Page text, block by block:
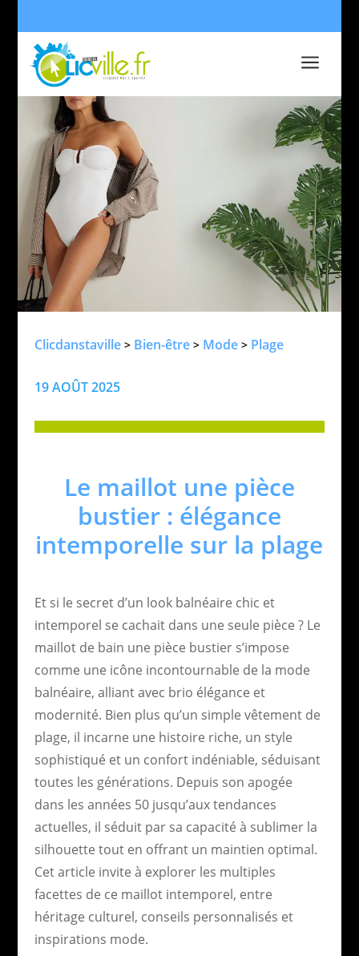
a
Clicdanstaville> Bien-être> Mode> Plage
19 AOÛT 2025
Le maillot une pièce
bustier : élégance
intemporelle sur la plage
Et si le secret d’un look balnéaire chic et
intemporel se cachait dans une seule pièce ? Le
maillot de bain une pièce bustier s’impose
comme une icône incontournable de la mode
balnéaire, alliant avec brio élégance et
modernité. Bien plus qu’un simple vêtement de
plage, il incarne une histoire riche, un style
sophistiqué et un confort indéniable, séduisant
toutes les générations. Depuis son apogée
dans les années 50 jusqu’aux tendances
actuelles, il séduit par sa capacité à sublimer la
silhouette tout en offrant un maintien optimal.
Cet article invite à explorer les multiples
facettes de ce maillot intemporel, entre
héritage culturel, conseils personnalisés et
inspirations mode.